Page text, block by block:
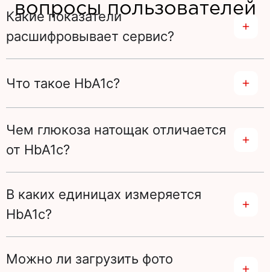
вопросы пользователей
Какие показатели
расшифровывает сервис?
Что такое HbA1c?
Чем глюкоза натощак отличается
от HbA1c?
В каких единицах измеряется
HbA1c?
Можно ли загрузить фото